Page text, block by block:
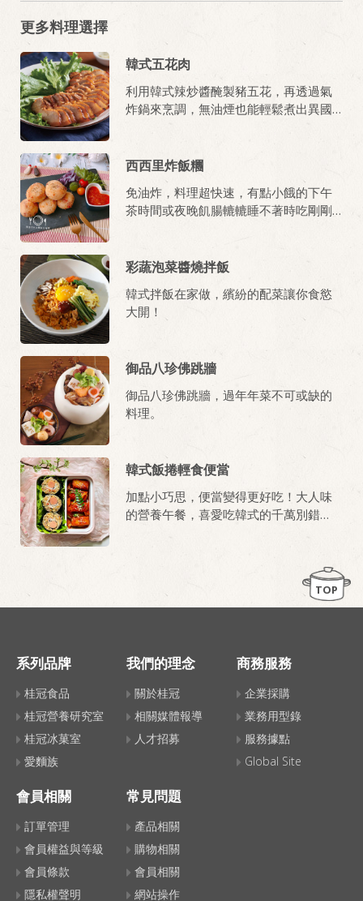
更多料理選擇
韓式五花肉
利用韓式辣炒醬醃製豬五花，再透過氣
炸鍋來烹調，無油煙也能輕鬆煮出異國
西西里炸飯糰
免油炸，料理超快速，有點小餓的下午
茶時間或夜晚飢腸轆轆睡不著時吃剛剛
彩蔬泡菜醬燒拌飯
韓式拌飯在家做，繽紛的配菜讓你食慾
大開！
御品八珍佛跳牆
御品八珍佛跳牆，過年年菜不可或缺的
料理。
韓式飯捲輕食便當
加點小巧思，便當變得更好吃！大人味
的營養午餐，喜愛吃韓式的千萬別錯
TOP
系列品牌
桂冠食品
桂冠營養研究室
桂冠冰菓室
愛麵族
我們的理念
關於桂冠
相關媒體報導
人才招募
商務服務
企業採購
業務用型錄
服務據點
Global Site
會員相關
訂單管理
會員權益與等級
會員條款
隱私權聲明
常見問題
產品相關
購物相關
會員相關
網站操作